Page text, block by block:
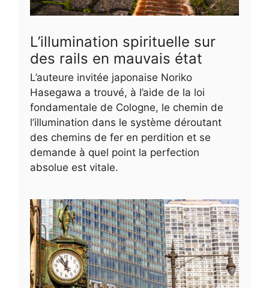
L’illumination spirituelle sur
des rails en mauvais état
L’auteure invitée japonaise Noriko
Hasegawa a trouvé, à l’aide de la loi
fondamentale de Cologne, le chemin de
l’illumination dans le système déroutant
des chemins de fer en perdition et se
demande à quel point la perfection
absolue est vitale.